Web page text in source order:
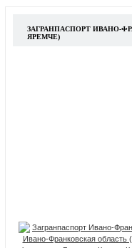
ЗАГРАНПАСПОРТ ИВАНО-
ЯРЕМЧЕ)